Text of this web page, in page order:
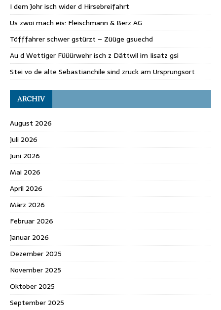
I dem Johr isch wider d Hirsebreifahrt
Us zwoi mach eis: Fleischmann & Berz AG
Töfffahrer schwer gstürzt – Züüge gsuechd
Au d Wettiger Füüürwehr isch z Dättwil im Iisatz gsi
Stei vo de alte Sebastianchile sind zruck am Ursprungsort
ARCHIV
August 2026
Juli 2026
Juni 2026
Mai 2026
April 2026
März 2026
Februar 2026
Januar 2026
Dezember 2025
November 2025
Oktober 2025
September 2025